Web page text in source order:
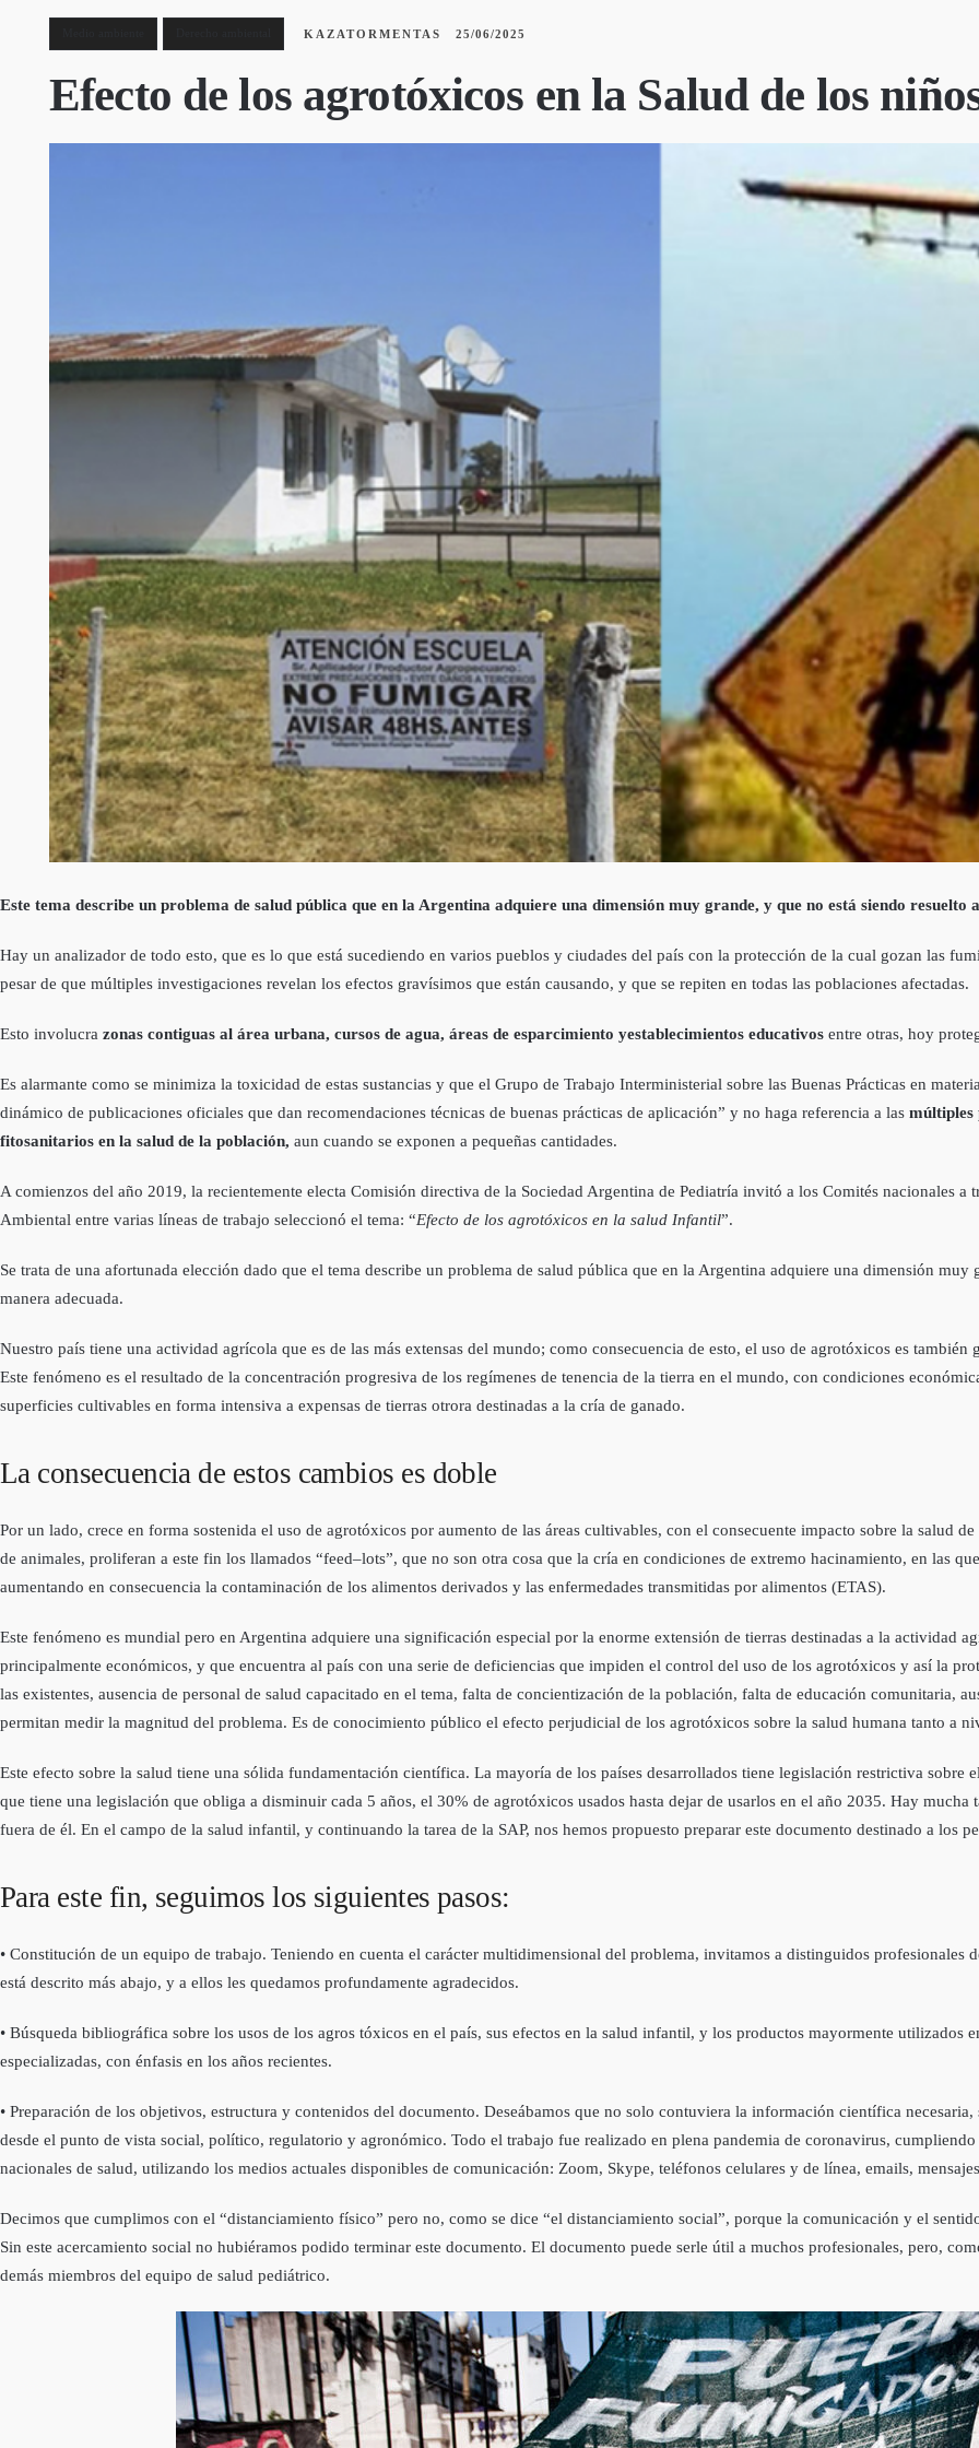
KAZATORMENTAS 25/06/2025
Efecto de los agrotóxicos en la Salud de los
Este tema describe un problema de salud pública que en la Argentina adquiere una dimensión muy grande, y que no está siendo resuelto
Hay un analizador de todo esto, que es lo que está sucediendo en varios pueblos y ciudades del país con la protección de la cual gozan las
pesar de que múltiples investigaciones revelan los efectos gravísimos que están causando, y que se repiten en todas las poblaciones afectadas.
Esto involucra zonas contiguas al área urbana, cursos de agua, áreas de esparcimiento yestablecimientos educativos entre otras, hoy
Es alarmante como se minimiza la toxicidad de estas sustancias y que el Grupo de Trabajo Interministerial sobre las Buenas Prácticas en
dinámico de publicaciones oficiales que dan recomendaciones técnicas de buenas prácticas de aplicación” y no haga referencia a las múltiples
fitosanitarios en la salud de la población, aun cuando se exponen a pequeñas cantidades.
A comienzos del año 2019, la recientemente electa Comisión directiva de la Sociedad Argentina de Pediatría invitó a los Comités nacionales a
Ambiental entre varias líneas de trabajo seleccionó el tema: “Efecto de los agrotóxicos en la salud Infantil”.
Se trata de una afortunada elección dado que el tema describe un problema de salud pública que en la Argentina adquiere una dimensión
manera adecuada.
Nuestro país tiene una actividad agrícola que es de las más extensas del mundo; como consecuencia de esto, el uso de agrotóxicos es
Este fenómeno es el resultado de la concentración progresiva de los regímenes de tenencia de la tierra en el mundo, con condiciones
superficies cultivables en forma intensiva a expensas de tierras otrora destinadas a la cría de ganado.
La consecuencia de estos cambios es doble
Por un lado, crece en forma sostenida el uso de agrotóxicos por aumento de las áreas cultivables, con el consecuente impacto sobre la salud
de animales, proliferan a este fin los llamados “feed–lots”, que no son otra cosa que la cría en condiciones de extremo hacinamiento, en las
aumentando en consecuencia la contaminación de los alimentos derivados y las enfermedades transmitidas por alimentos (ETAS).
Este fenómeno es mundial pero en Argentina adquiere una significación especial por la enorme extensión de tierras destinadas a la actividad
principalmente económicos, y que encuentra al país con una serie de deficiencias que impiden el control del uso de los agrotóxicos y así la
las existentes, ausencia de personal de salud capacitado en el tema, falta de concientización de la población, falta de educación comunitaria,
permitan medir la magnitud del problema. Es de conocimiento público el efecto perjudicial de los agrotóxicos sobre la salud humana tanto a
Este efecto sobre la salud tiene una sólida fundamentación científica. La mayoría de los países desarrollados tiene legislación restrictiva
que tiene una legislación que obliga a disminuir cada 5 años, el 30% de agrotóxicos usados hasta dejar de usarlos en el año 2035. Hay
fuera de él. En el campo de la salud infantil, y continuando la tarea de la SAP, nos hemos propuesto preparar este documento destinado a los
Para este fin, seguimos los siguientes pasos:
• Constitución de un equipo de trabajo. Teniendo en cuenta el carácter multidimensional del problema, invitamos a distinguidos profesionales
está descrito más abajo, y a ellos les quedamos profundamente agradecidos.
• Búsqueda bibliográfica sobre los usos de los agros tóxicos en el país, sus efectos en la salud infantil, y los productos mayormente
especializadas, con énfasis en los años recientes.
• Preparación de los objetivos, estructura y contenidos del documento. Deseábamos que no solo contuviera la información científica
desde el punto de vista social, político, regulatorio y agronómico. Todo el trabajo fue realizado en plena pandemia de coronavirus,
nacionales de salud, utilizando los medios actuales disponibles de comunicación: Zoom, Skype, teléfonos celulares y de línea, emails,
Decimos que cumplimos con el “distanciamiento físico” pero no, como se dice “el distanciamiento social”, porque la comunicación y el
Sin este acercamiento social no hubiéramos podido terminar este documento. El documento puede serle útil a muchos profesionales, pero,
demás miembros del equipo de salud pediátrico.